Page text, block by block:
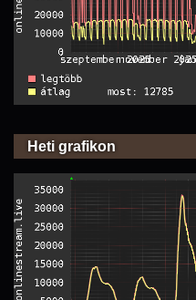
Heti grafikon